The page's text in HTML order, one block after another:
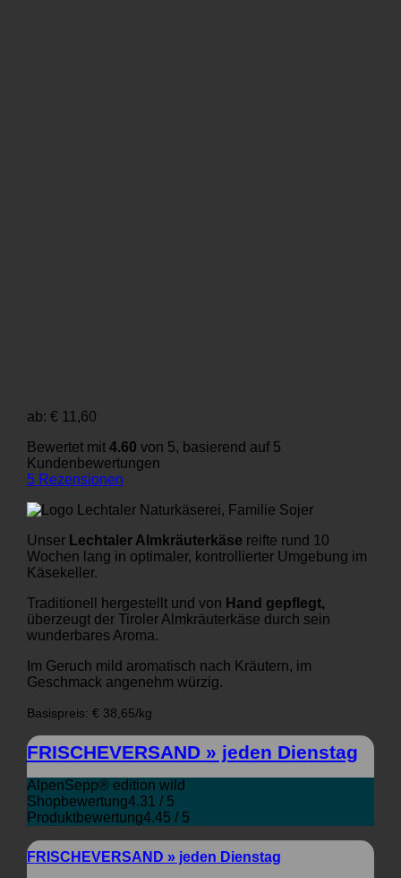
ab: € 11,60
Bewertet mit 4.60 von 5, basierend auf 5
Kundenbewertungen
5Rezensionen
Unser Lechtaler Almkräuterkäse reifte rund 10
Wochen lang in optimaler, kontrollierter Umgebung im
Käsekeller.
Traditionell hergestellt und von Hand gepflegt,
überzeugt der Tiroler Almkräuterkäse durch sein
wunderbares Aroma.
Im Geruch mild aromatisch nach Kräutern, im
Geschmack angenehm würzig.
Basispreis: € 38,65/kg
FRISCHEVERSAND » jeden Dienstag
AlpenSepp® edition wild
Shopbewertung4.31 / 5
Produktbewertung4.45 / 5
FRISCHEVERSAND » jeden Dienstag